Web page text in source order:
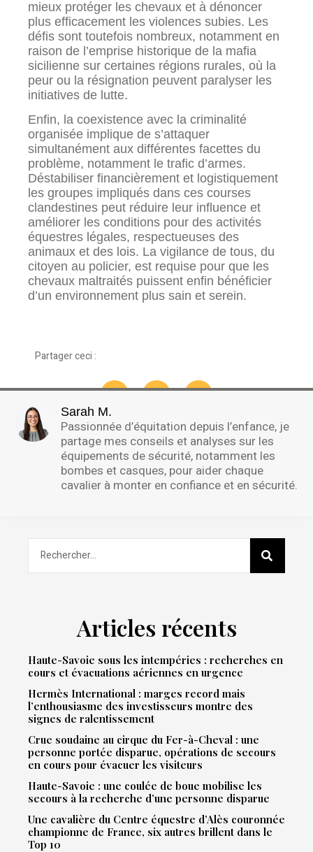
mieux protéger les chevaux et à dénoncer
plus efficacement les violences subies. Les
défis sont toutefois nombreux, notamment en
raison de l’emprise historique de la mafia
sicilienne sur certaines régions rurales, où la
peur ou la résignation peuvent paralyser les
initiatives de lutte.
Enfin, la coexistence avec la criminalité
organisée implique de s’attaquer
simultanément aux différentes facettes du
problème, notamment le trafic d’armes.
Déstabiliser financièrement et logistiquement
les groupes impliqués dans ces courses
clandestines peut réduire leur influence et
améliorer les conditions pour des activités
équestres légales, respectueuses des
animaux et des lois. La vigilance de tous, du
citoyen au policier, est requise pour que les
chevaux maltraités puissent enfin bénéficier
d’un environnement plus sain et serein.
Partager ceci :
Sarah M.
Passionnée d’équitation depuis l’enfance, je
partage mes conseils et analyses sur les
équipements de sécurité, notamment les
bombes et casques, pour aider chaque
cavalier à monter en confiance et en sécurité.
Articles récents
Haute-Savoie sous les intempéries : recherches en
cours et évacuations aériennes en urgence
Hermès International : marges record mais
l’enthousiasme des investisseurs montre des
signes de ralentissement
Crue soudaine au cirque du Fer-à-Cheval : une
personne portée disparue, opérations de secours
en cours pour évacuer les visiteurs
Haute-Savoie : une coulée de boue mobilise les
secours à la recherche d’une personne disparue
Une cavalière du Centre équestre d’Alès couronnée
championne de France, six autres brillent dans le
Top 10